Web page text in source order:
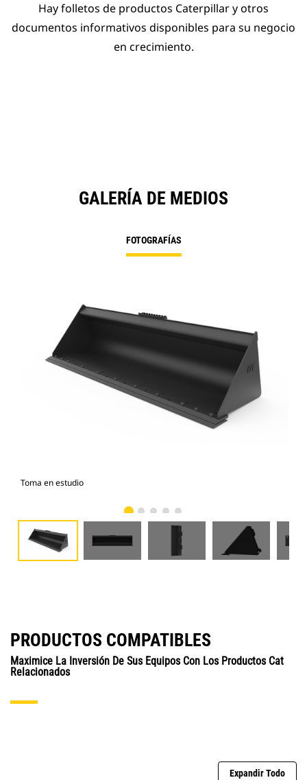
Hay folletos de productos Caterpillar y otros
documentos informativos disponibles para su negocio
en crecimiento.
GALERÍA DE MEDIOS
FOTOGRAFÍAS
Toma en estudio
PRODUCTOS COMPATIBLES
Maximice La Inversión De Sus Equipos Con Los Productos Cat
Relacionados
Expandir Todo